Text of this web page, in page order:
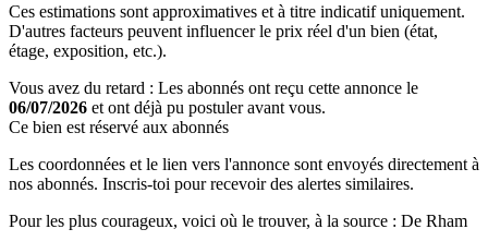
Ces estimations sont approximatives et à titre indicatif uniquement.
D'autres facteurs peuvent influencer le prix réel d'un bien (état,
étage, exposition, etc.).
Vous avez du retard : Les abonnés ont reçu cette annonce le
06/07/2026 et ont déjà pu postuler avant vous.
Ce bien est réservé aux abonnés
Les coordonnées et le lien vers l'annonce sont envoyés directement à
nos abonnés. Inscris-toi pour recevoir des alertes similaires.
Pour les plus courageux, voici où le trouver, à la source : De Rham